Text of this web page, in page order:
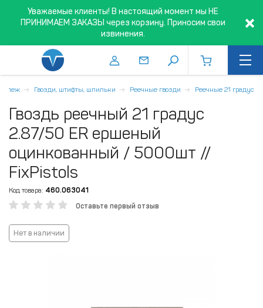
Уважаемые клиенты! В настоящий момент мы НЕ
ПРИНИМАЕМ ЗАКАЗЫ через корзину. Приносим свои
извинения.
Гвозди, штифты, шпильки Реечные гвозди Реечные 21 градус
Гвоздь реечный 21 градус
2.87/50 ER ершеный
оцинкованный / 5000шт //
FixPistols
Код товара: 460.063041
Оставьте первый отзыв
Нет в наличии